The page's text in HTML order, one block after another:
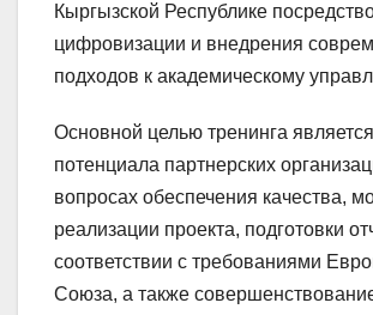
Кыргызской Республике
цифровизации и внедрения
подходов к академическому
Основной целью тренинга
потенциала партнерских
вопросах обеспечения качества,
реализации проекта, подготовки
соответствии с требованиями
Союза, а также